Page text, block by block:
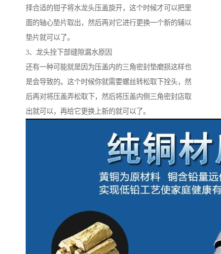
择合适的钳子将水龙头压盖旋开，这个时候才可以把里
面的轴心垫片取出，然后再对它进行更换一个新的辅以
垫片就可以了。
3、龙头拴下部缝隙漏水原因
还有一种可能就是因为压盖内的三角密封垫磨损这样也
是会导致的。这个时候你就需要螺丝转松取下拴头，然
后再对将压盖弄松取下，然后将压盖内侧三角密封店取
出就可以，再给它更换上新的就可以了。